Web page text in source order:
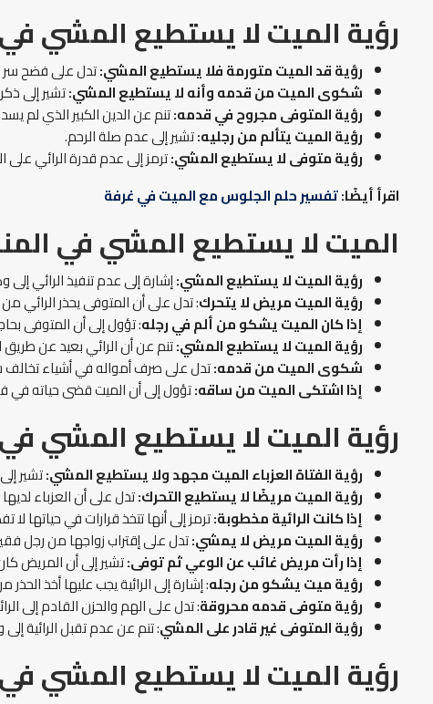
رؤية الميت لا يستطيع المشي في
رؤية قد الميت متورمة فلا يستطيع المشي:تدل على فضح سر
شكوى الميت من قدمه وأنه لا يستطيع المشي:تشير إلى
رؤية المتوفى مجروح في قدمه:تنم عن الدين الكبير الذي لم
رؤية الميت يتألم من رجليه:تشير إلى عدم صلة الرحم.
رؤية متوفى لا يستطيع المشي:ترمز إلى عدم قدرة الرائي
اقرأ أيضًا:تفسير حلم الجلوس مع الميت في غرفة
الميت لا يستطيع المشي في
رؤيةالميت لا يستطيع المشي:إشارة إلى عدم تنفيذ الرائي
رؤية الميت مريض لا يتحرك: تدل على أن المتوفى يحذر الرائي
إذا كان الميت يشكو من ألم في رجله: تؤول إلى أن المتوفى
رؤية الميت لا يستطيع المشي:تنم عن أن الرائي بعيد عن طريق
شكوى الميت من قدمه:تدل على صرف أمواله في أشياء
إذا اشتكى الميت من ساقه:تؤول إلى أن الميت قضى حياته في
رؤية الميت لا يستطيع المشي في
رؤية الفتاة العزباء الميت مجهدولا يستطيع المشي:تشير
رؤية الميت مريضًالايستطيعالتحرك:تدل على أن العزباء
إذا كانت الرائية مخطوبة:ترمز إلى أنها تتخذ قرارات في
رؤية الميت مريض لا يمشي:تدل على إقتراب زواجها من رجل
إذا رأت مريض غائب عن الوعي ثم توفى:تشير إلى أن المريض
رؤية ميت يشكو من رجله: إشارة إلى الرائية يجب عليها أخذ
رؤية متوفى قدمه محروقة: تدل على الهم والحزن القادم إلى
رؤية المتوفى غير قادر على المشي: تنم عن عدم تقبل الرائية
رؤية الميت لا يستطيع المشي في